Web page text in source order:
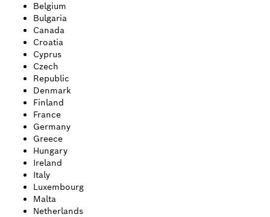
Belgium
Bulgaria
Canada
Croatia
Cyprus
Czech
Republic
Denmark
Finland
France
Germany
Greece
Hungary
Ireland
Italy
Luxembourg
Malta
Netherlands